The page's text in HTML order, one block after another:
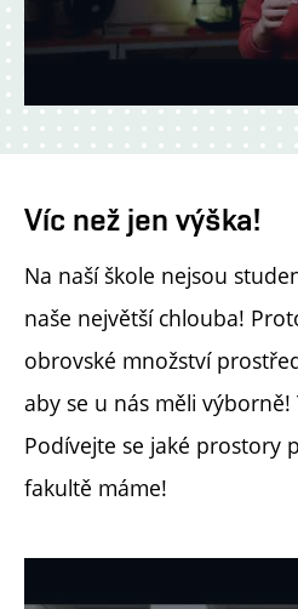
Víc než jen výška!
Na naší škole nejsou
naše největší chlouba!
obrovské množství
aby se u nás měli výborně!
Podívejte se jaké prostory
fakultě máme!